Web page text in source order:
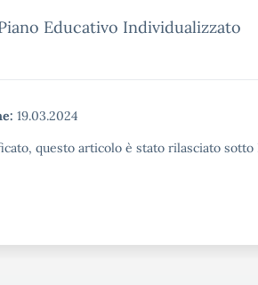
Educativo Individualizzato
19.03.2024
questo articolo è stato rilasciato